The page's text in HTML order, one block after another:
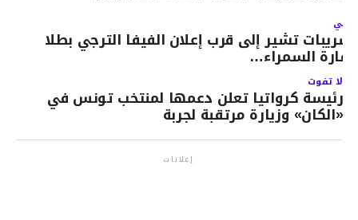
تشير إلى قرب إعلان الفيفا الترجي بطلا
السمراء…
لا تفوت
رئيسة كرواتيا تعلن دعمها لمنتخب تونس في
«الكان» وزيارة مرتقبة لجربة
إعلانات